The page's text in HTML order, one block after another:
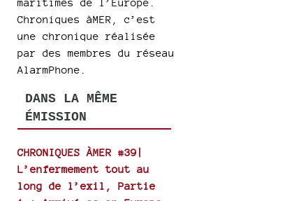
Chroniques àMER, c’est
une chronique réalisée
par des membres du réseau
AlarmPhone.
DANS LA MÊME
ÉMISSION
CHRONIQUES ÀMER #39|
L’enfermement tout au
long de l’exil, Partie